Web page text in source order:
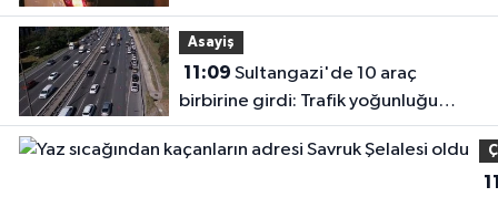
Asayiş
11:09
birbirine girdi: Trafik yoğunluğu
havadan görüntülendi